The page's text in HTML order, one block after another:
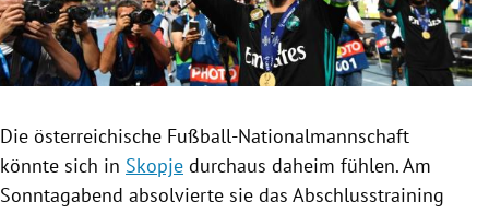
Untermenü
Untermenü
Untermenü
Die österreichische Fußball-Nationalmannschaft
könnte sich in Skopje durchaus daheim fühlen. Am
Sonntagabend absolvierte sie das Abschlusstraining